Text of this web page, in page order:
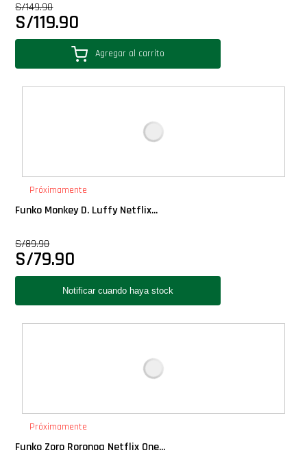
S/149.90
S/119.90
Agregar al carrito
Próximamente
Funko Monkey D. Luffy Netflix...
S/89.90
S/79.90
Próximamente
Funko Zoro Roronoa Netflix One...